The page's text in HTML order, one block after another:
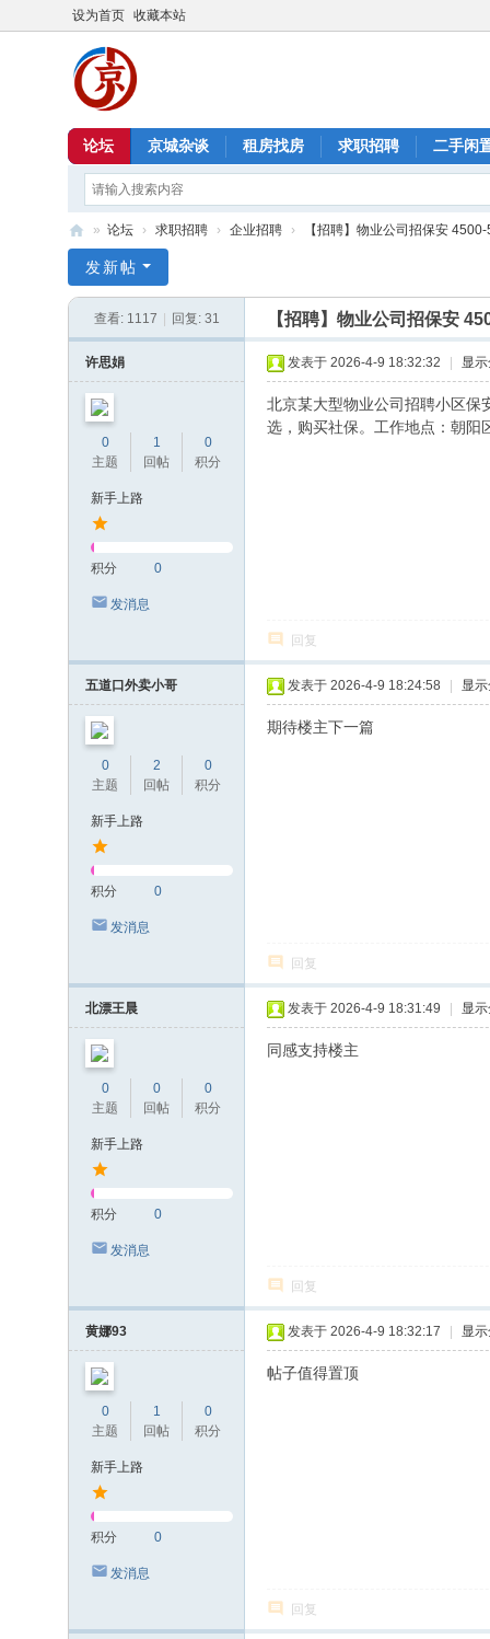
设为首页 收藏本站
论坛 京城杂谈 租房找房 求职招聘 二手闲
京
» 论坛 › 求职招聘 › 企业招聘 › 【招聘】物业公司招保安
发新帖
查看: 1117 回复: 31 【招聘】物业公司招保安
许思娟
0
主题
1
回帖
0
积分
新手上路
积分 0
发消息
发表于 2026-4-9 18:32:32 显
北京某大型物业公司招聘小区保
选，购买社保。工作地点：朝阳
回复
五道口外卖小哥
0
主题
2
回帖
0
积分
新手上路
积分 0
发消息
发表于 2026-4-9 18:24:58 显
期待楼主下一篇
回复
北漂王晨
0
主题
0
回帖
0
积分
新手上路
积分 0
发消息
发表于 2026-4-9 18:31:49 显
同感支持楼主
回复
黄娜93
0
主题
1
回帖
0
积分
新手上路
积分 0
发消息
发表于 2026-4-9 18:32:17 显
帖子值得置顶
回复